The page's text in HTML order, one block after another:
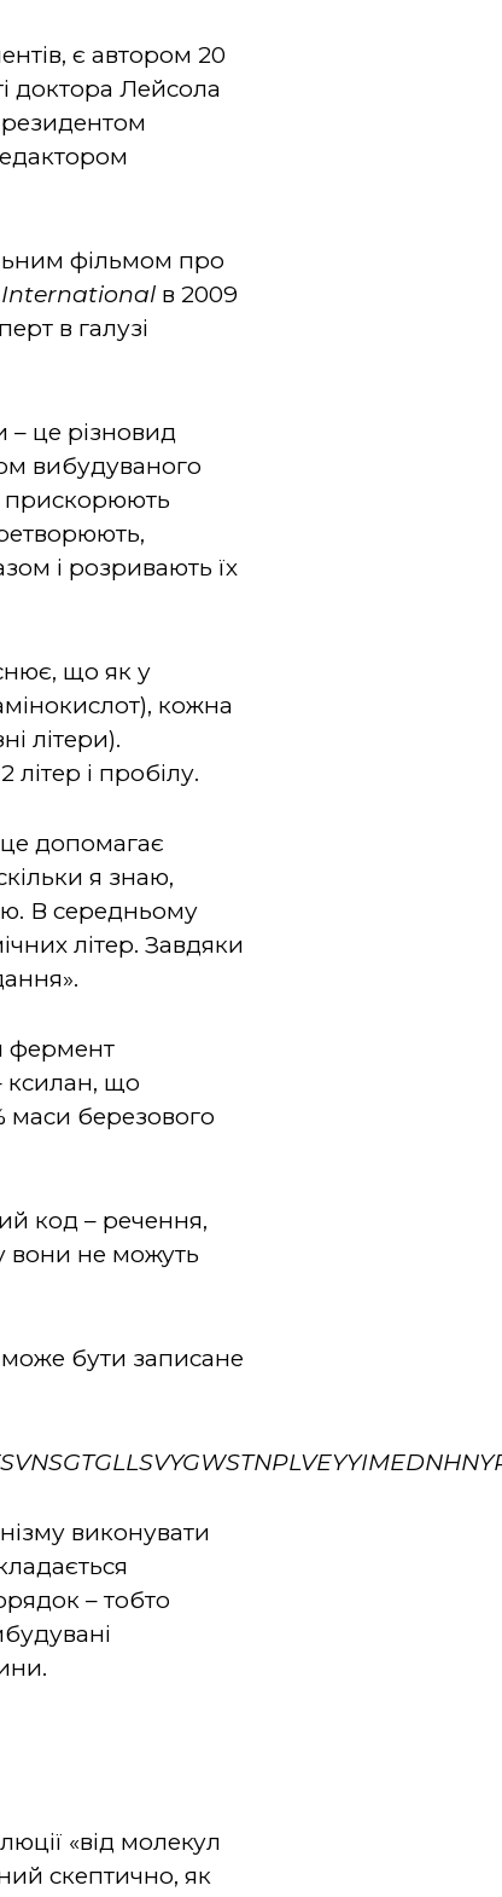
є автором 20
доктора Лейсола
фільмом про
International в 2009
в галузі
– це різновид
вибудуваного
прискорюють
і розривають їх
що як у
кожна
літери).
і пробілу.
допомагає
я знаю,
В середньому
літер. Завдяки
фермент
ксилан, що
маси березового
код – речення,
вони не можуть
може бути записане
виконувати
– тобто
«від молекул
скептично, як